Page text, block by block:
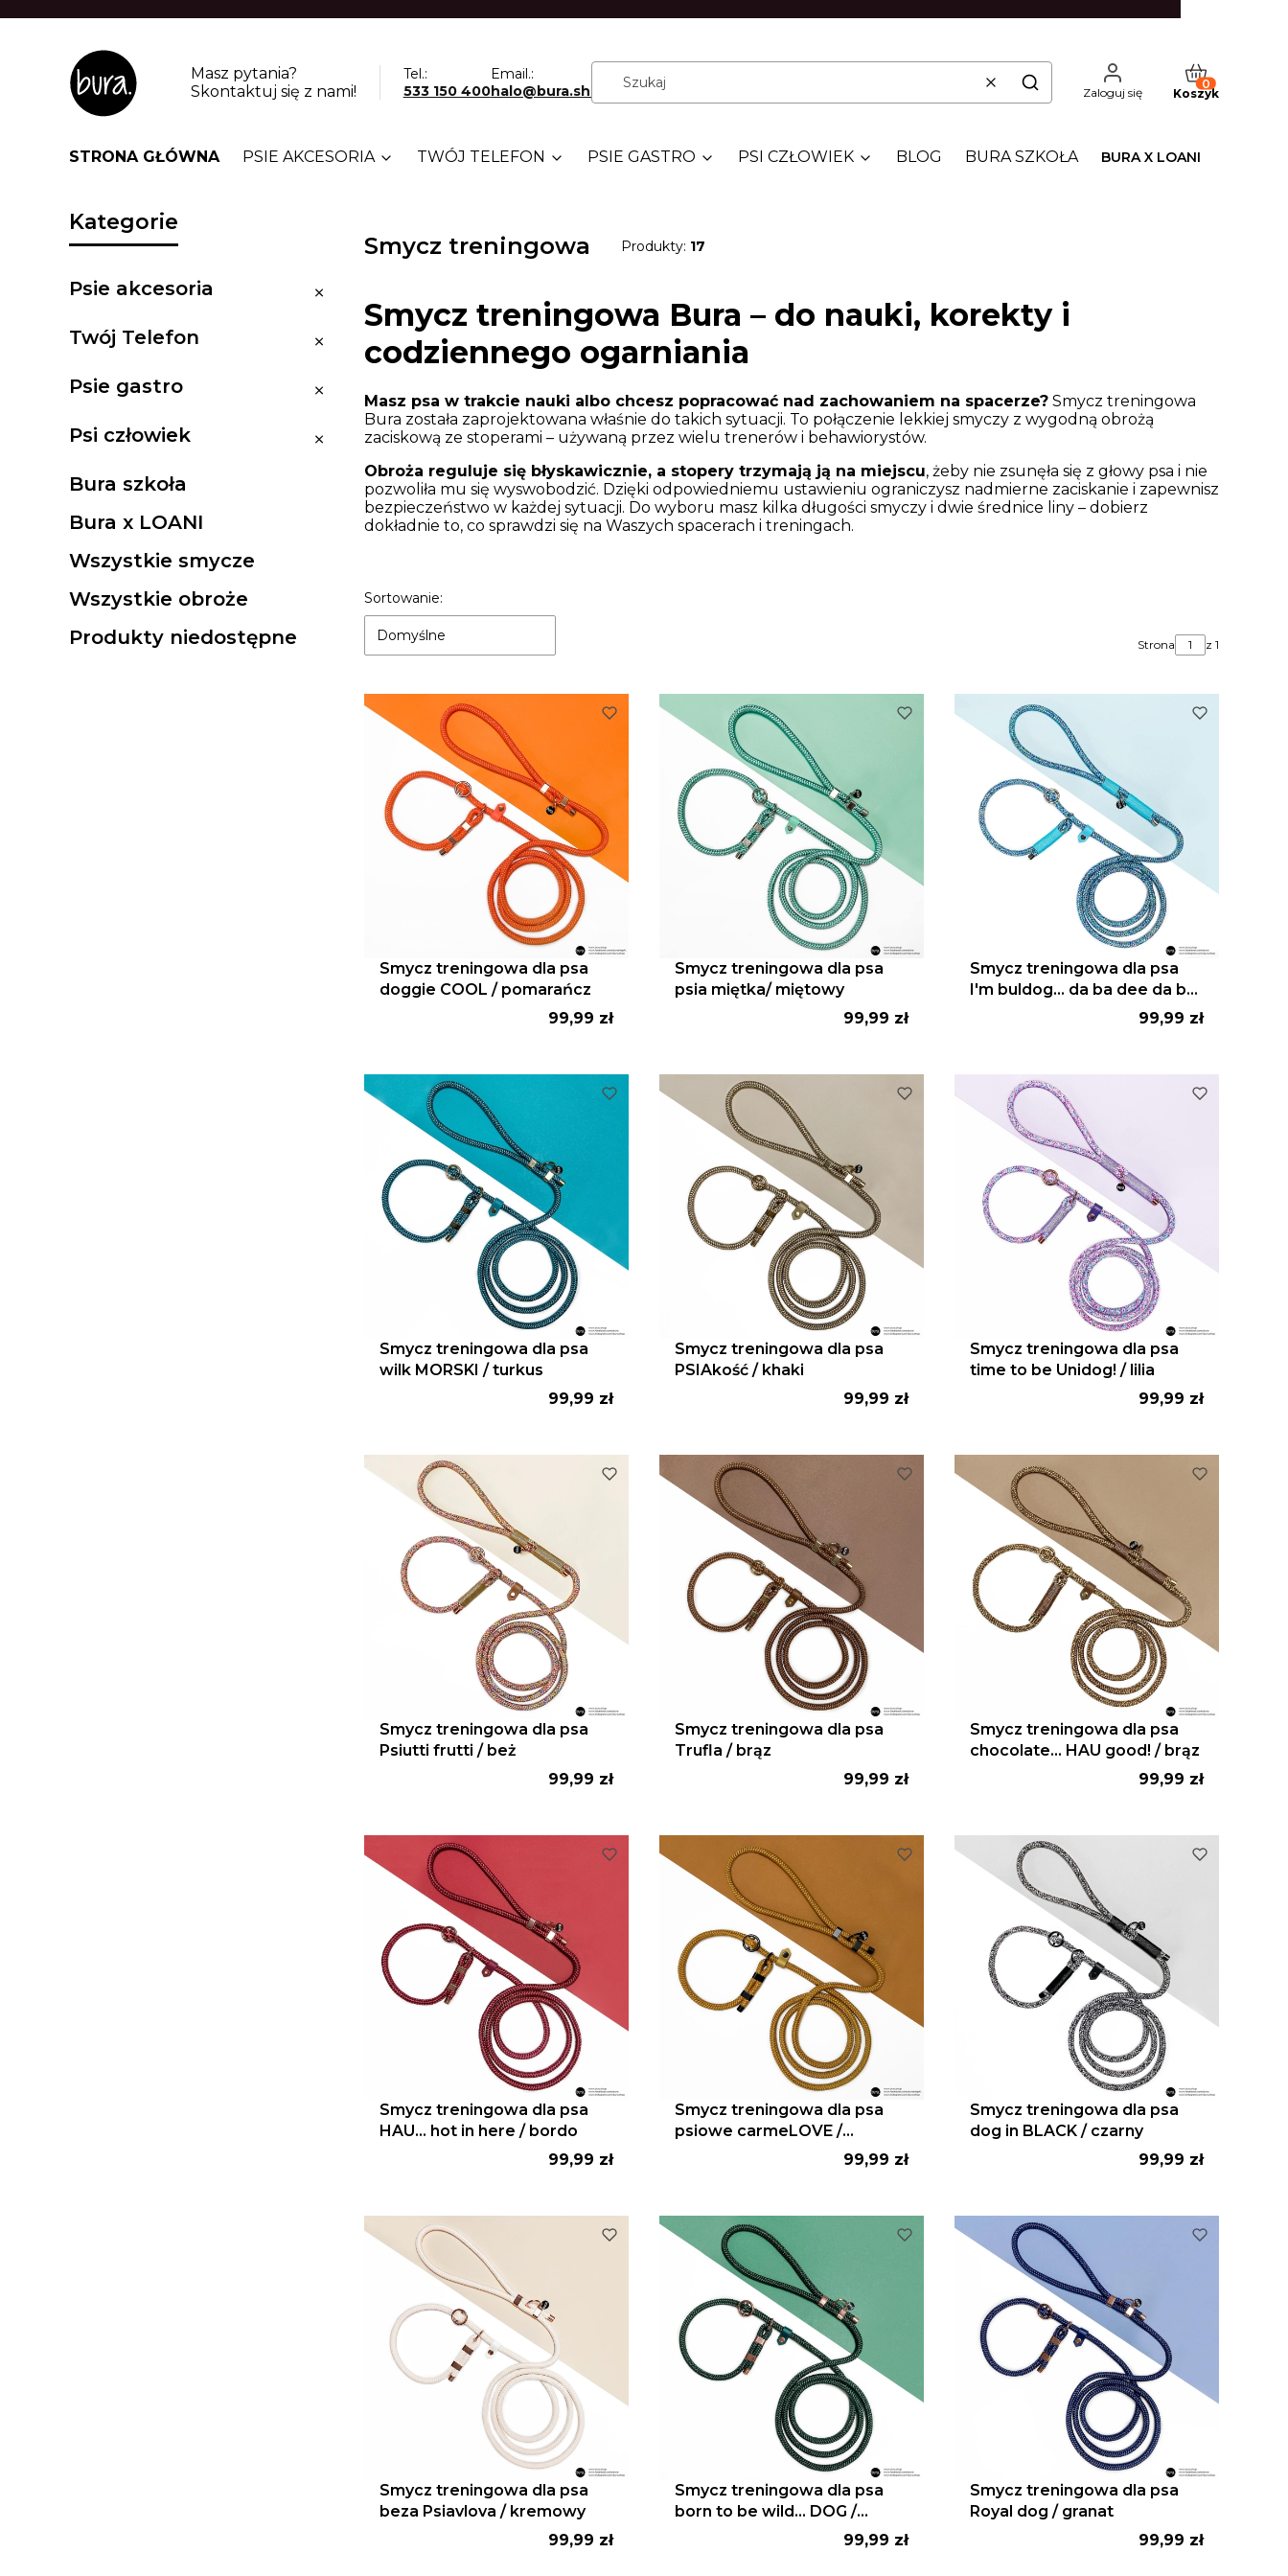
Masz pytania?
Skontaktuj się z nami!
Tel.:
533 150 400
Email.:
halo@bura.shop
WyczyśćSzukaj Zaloguj się
Produkty w
Koszyk
STRONA GŁÓWNA PSIE AKCESORIA TWÓJ TELEFON PSIE GASTRO PSI CZŁOWIEK BLOG BURA SZKOŁA BURA X LOANI
Kategorie
Psie akcesoria Psie akcesoria
Twój Telefon Twój Telefon
Psie gastro Psie gastro
Psi człowiek Psi człowiek
Bura szkoła
Bura x LOANI
Wszystkie smycze
Wszystkie obroże
Produkty niedostępne
Smycz treningowa Produkty: 17
Smycz treningowa Bura – do nauki, korekty i
codziennego ogarniania
Masz psa w trakcie nauki albo chcesz popracować nad zachowaniem na spacerze? Smycz treningowa
Bura została zaprojektowana właśnie do takich sytuacji. To połączenie lekkiej smyczy z wygodną obrożą
zaciskową ze stoperami – używaną przez wielu trenerów i behawiorystów.
Obroża reguluje się błyskawicznie, a stopery trzymają ją na miejscu, żeby nie zsunęła się z głowy psa i nie
pozwoliła mu się wyswobodzić. Dzięki odpowiedniemu ustawieniu ograniczysz nadmierne zaciskanie i zapewnisz
bezpieczeństwo w każdej sytuacji. Do wyboru masz kilka długości smyczy i dwie średnice liny – dobierz
dokładnie to, co sprawdzi się na Waszych spacerach i treningach.
Lista produktów
Sortowanie:
Domyślne
Strona z 1
Smycz treningowa dla psa
doggie COOL / pomarańcz
Cena
99,99 zł
Smycz treningowa dla psa
psia miętka/ miętowy
Cena
99,99 zł
Smycz treningowa dla psa
I'm buldog... da ba dee da ba
Cena
99,99 zł
Smycz treningowa dla psa
wilk MORSKI / turkus
Cena
99,99 zł
Smycz treningowa dla psa
PSIAkość / khaki
Cena
99,99 zł
Smycz treningowa dla psa
time to be Unidog! / lilia
Cena
99,99 zł
Smycz treningowa dla psa
Psiutti frutti / beż
Cena
99,99 zł
Smycz treningowa dla psa
Trufla / brąz
Cena
99,99 zł
Smycz treningowa dla psa
chocolate... HAU good! / brąz
Cena
99,99 zł
Smycz treningowa dla psa
HAU... hot in here / bordo
Cena
99,99 zł
Smycz treningowa dla psa
psiowe carmeLOVE /
Cena
99,99 zł
Smycz treningowa dla psa
dog in BLACK / czarny
Cena
99,99 zł
Smycz treningowa dla psa
beza Psiavlova / kremowy
Cena
99,99 zł
Smycz treningowa dla psa
born to be wild... DOG /
Cena
99,99 zł
Smycz treningowa dla psa
Royal dog / granat
Cena
99,99 zł